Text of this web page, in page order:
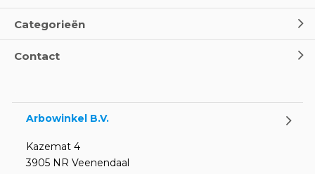
Oogspoel flessen en
Categorieën
Contact
Arbowinkel B.V.
Kazemat 4
3905 NR Veenendaal